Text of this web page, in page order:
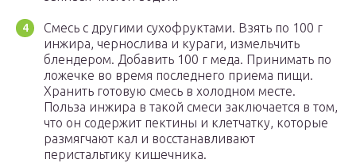
Смесь с другими сухофруктами. Взять по 100 г
инжира, чернослива и кураги, измельчить
блендером. Добавить 100 г меда. Принимать по
ложечке во время последнего приема пищи.
Хранить готовую смесь в холодном месте.
Польза инжира в такой смеси заключается в том,
что он содержит пектины и клетчатку, которые
размягчают кал и восстанавливают
перистальтику кишечника.